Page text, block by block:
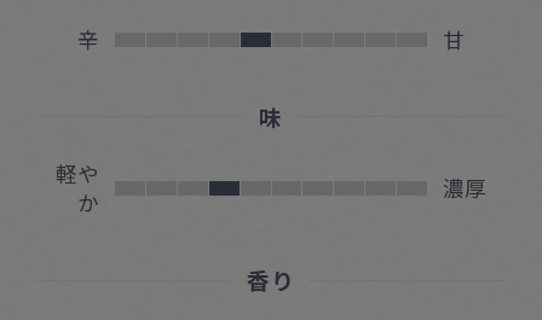
辛 甘
味
軽や
か
濃厚
香り